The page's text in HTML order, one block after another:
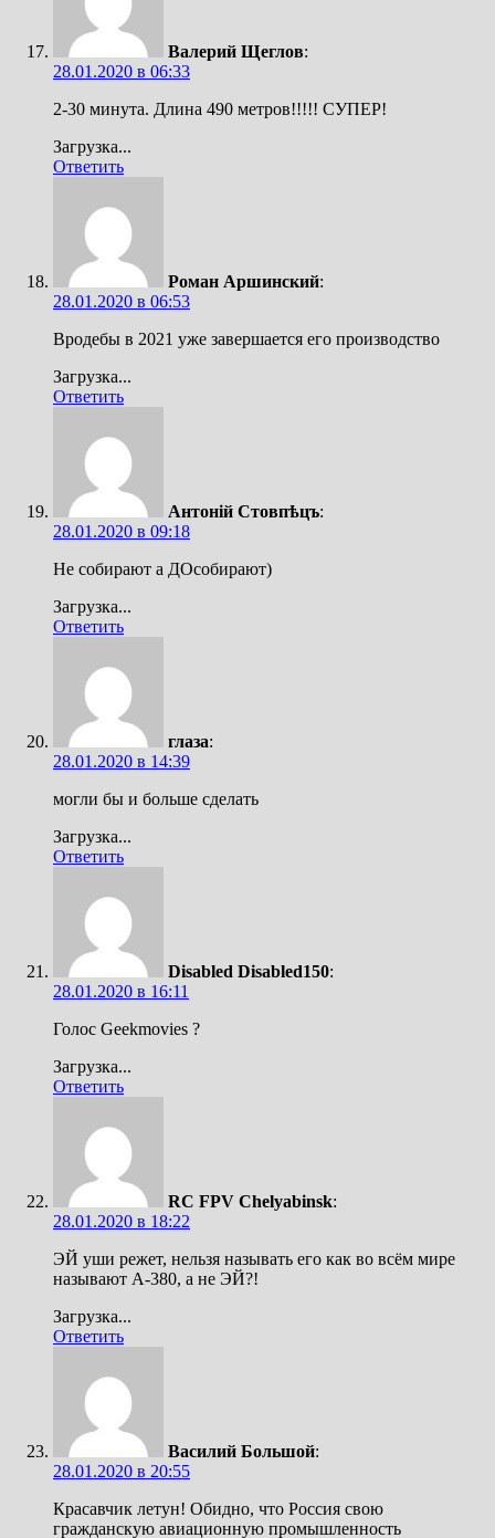
Валерий Щеглов:
28.01.2020 в 06:33
2-30 минута. Длина 490 метров!!!!! СУПЕР!
Загрузка...
Ответить
Роман Аршинский:
28.01.2020 в 06:53
Вродебы в 2021 уже завершается его производство
Загрузка...
Ответить
Антонiй Стовпѣцъ:
28.01.2020 в 09:18
Не собирают а ДОсобирают)
Загрузка...
Ответить
глаза:
28.01.2020 в 14:39
могли бы и больше сделать
Загрузка...
Ответить
Disabled Disabled150:
28.01.2020 в 16:11
Голос Geekmovies ?
Загрузка...
Ответить
RC FPV Chelyabinsk:
28.01.2020 в 18:22
ЭЙ уши режет, нельзя называть его как во всём мире
называют А-380, а не ЭЙ?!
Загрузка...
Ответить
Василий Большой:
28.01.2020 в 20:55
Красавчик летун! Обидно, что Россия свою
гражданскую авиационную промышленность